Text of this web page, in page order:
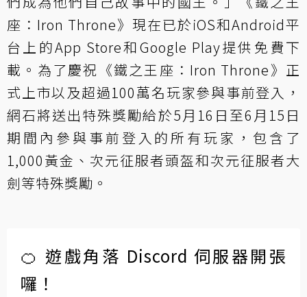
座：Iron Throne》現在已於iOS和Android平
台上的App Store和Google Play提供免費下
載。為了慶祝《鐵之王座：Iron Throne》正
式上市以及超過100萬名玩家參與事前登入，
網石將送出特殊獎勵給於5月16日至6月15日
期間內參與事前登入的所有玩家，包含了
1,000黃金、次元征服者頭盔和次元征服者大
劍等特殊獎勵。
🍊 遊戲角落 Discord 伺服器開張
囉！